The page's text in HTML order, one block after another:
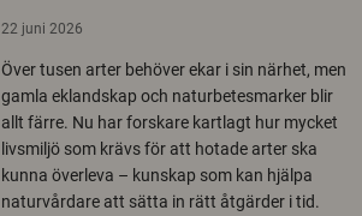
22 juni 2026
Över tusen arter behöver ekar i sin närhet, men
gamla eklandskap och naturbetesmarker blir
allt färre. Nu har forskare kartlagt hur mycket
livsmiljö som krävs för att hotade arter ska
kunna överleva – kunskap som kan hjälpa
naturvårdare att sätta in rätt åtgärder i tid.